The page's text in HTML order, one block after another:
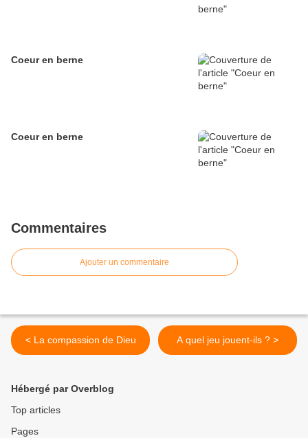
Coeur en berne
Coeur en berne
Commentaires
Ajouter un commentaire
< La compassion de Dieu A quel jeu jouent-ils ? >
Hébergé par Overblog
Top articles
Pages